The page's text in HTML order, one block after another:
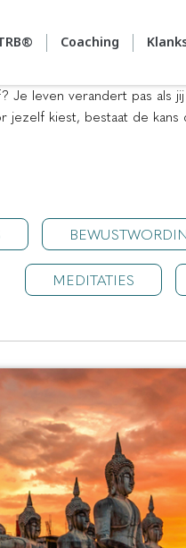
Coaching
Je leven verandert pas
jezelf kiest, bestaat de
MEDITATIES